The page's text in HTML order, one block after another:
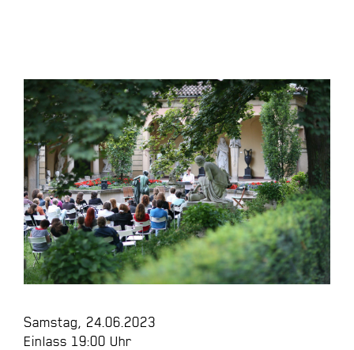
Samstag, 24.06.2023
Einlass 19:00 Uhr